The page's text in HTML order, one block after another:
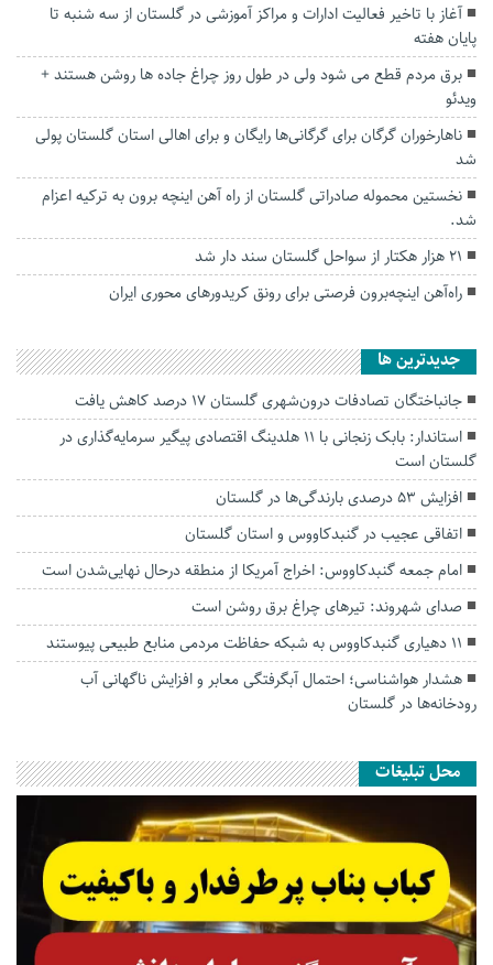
آغاز با تاخیر فعالیت ادارات و مراکز آموزشی در گلستان از سه شنبه تا
پایان هفته
برق مردم قطع می شود ولی در طول روز چراغ جاده ها روشن هستند +
ویدئو
ناهارخوران گرگان برای گرگانی‌ها رایگان و برای اهالی استان گلستان پولی
شد
نخستین محموله صادراتی گلستان از راه آهن اینچه برون به ترکیه اعزام
شد.
۲۱ هزار هکتار از سواحل گلستان سند دار شد
راه‌آهن اینچه‌برون فرصتی برای رونق کریدورهای محوری ایران
جديدترين ها
جانباختگان تصادفات درون‌شهری گلستان ۱۷ درصد کاهش یافت
استاندار: بابک زنجانی با ۱۱ هلدینگ اقتصادی پیگیر سرمایه‌گذاری در
گلستان است
افزایش ۵۳ درصدی بارندگی‌ها در گلستان
اتفاقی عجیب در‌ گنبدکاووس و استان گلستان
امام جمعه گنبدکاووس: اخراج آمریکا از منطقه درحال نهایی‌شدن است
صدای شهروند: تیرهای چراغ برق روشن است
۱۱ دهیاری گنبدکاووس به شبکه حفاظت مردمی منابع طبیعی پیوستند
هشدار هواشناسی؛ احتمال آبگرفتگی معابر و افزایش ناگهانی آب
رودخانه‌ها در گلستان
محل تبلیغات